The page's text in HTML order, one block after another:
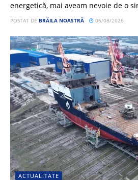
energetică, mai aveam nevoie de o
POSTAT DE BRĂILA NOASTRĂ 06/08/2026
ACTUALITATE